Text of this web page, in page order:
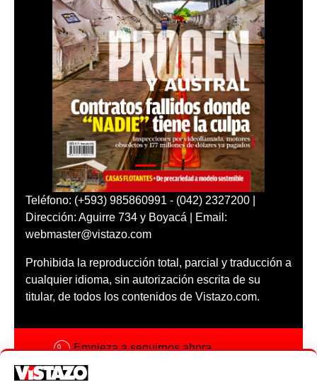
Teléfono: (+593) 985860991 - (042) 2327200 |
Dirección: Aguirre 734 y Boyacá | Email:
webmaster@vistazo.com
Prohibida la reproducción total, parcial y traducción a
cualquier idioma, sin autorización escrita de su
titular, de todos los contenidos de Vistazo.com.
Empieza a seguirnos ahora